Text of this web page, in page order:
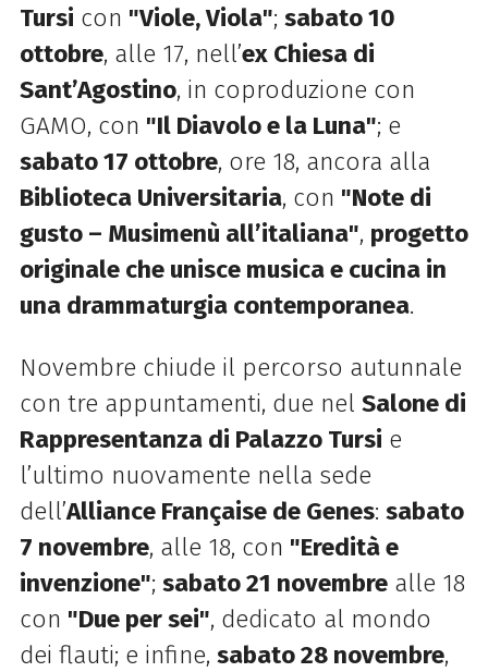
Tursi con "Viole, Viola"; sabato 10
ottobre, alle 17, nell’ex Chiesa di
Sant’Agostino, in coproduzione con
GAMO, con "Il Diavolo e la Luna"; e
sabato 17 ottobre, ore 18, ancora alla
Biblioteca Universitaria, con "Note di
gusto – Musimenù all’italiana", progetto
originale che unisce musica e cucina in
una drammaturgia contemporanea.
Novembre chiude il percorso autunnale
con tre appuntamenti, due nel Salone di
Rappresentanza di Palazzo Tursi e
l’ultimo nuovamente nella sede
dell’Alliance Française de Genes: sabato
7 novembre, alle 18, con "Eredità e
invenzione"; sabato 21 novembrealle 18
con "Due per sei", dedicato al mondo
dei flauti; e infine, sabato 28 novembre,